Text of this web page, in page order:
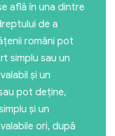
află în una dintre
de a
români pot
simplu sau un
şi un
pot deţine,
şi un
ori, după